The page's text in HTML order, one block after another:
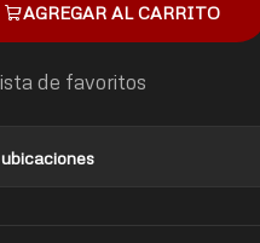
AGREGAR AL CARRITO
de favoritos